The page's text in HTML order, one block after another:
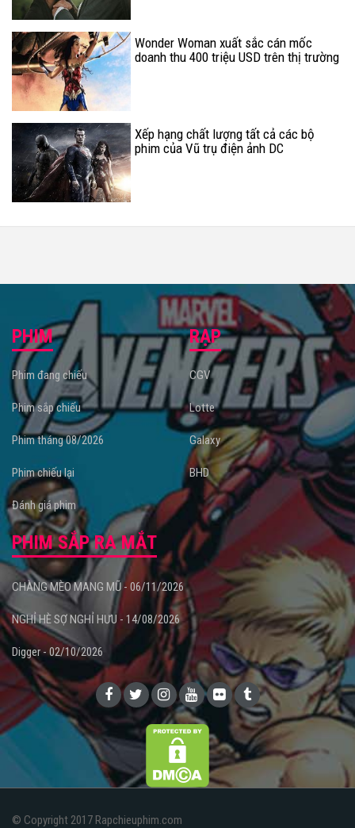
Wonder Woman xuất sắc cán mốc
doanh thu 400 triệu USD trên thị trường
Xếp hạng chất lượng tất cả các bộ
phim của Vũ trụ điện ảnh DC
PHIM
Phim đang chiếu
Phim sắp chiếu
Phim tháng 08/2026
Phim chiếu lại
Đánh giá phim
RẠP
CGV
Lotte
Galaxy
BHD
PHIM SẮP RA MẮT
CHÀNG MÈO MANG MŨ - 06/11/2026
NGHỈ HÈ SỢ NGHỈ HƯU - 14/08/2026
Digger - 02/10/2026
© Copyright 2017 Rapchieuphim.com